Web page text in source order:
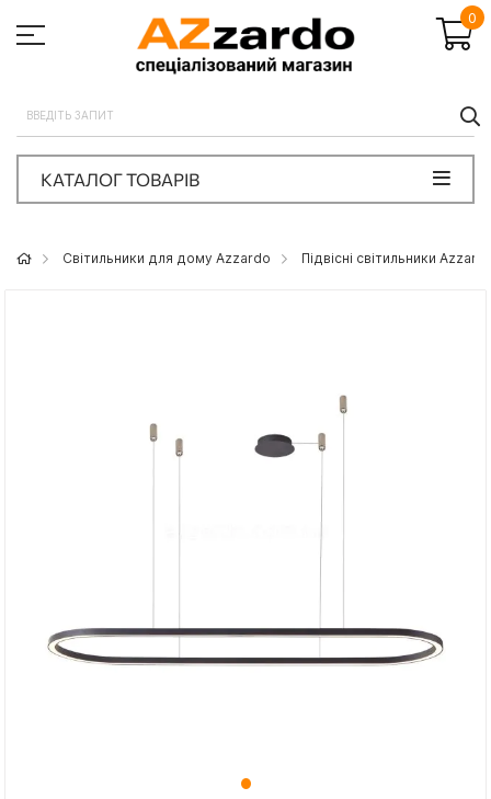
0
КАТАЛОГ ТОВАРІВ
Світильники для дому Azzardo Підвісні світильники